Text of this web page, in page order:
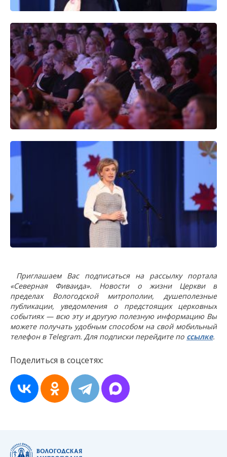
Приглашаем Вас подписаться на рассылку портала
«Северная Фиваида». Новости о жизни Церкви в
пределах Вологодской митрополии, душеполезные
публикации, уведомления о предстоящих церковных
событиях — всю эту и другую полезную информацию Вы
можете получать удобным способом на свой мобильный
телефон в Telegram. Для подписки перейдите по ссылке.
Поделиться в соцсетях: